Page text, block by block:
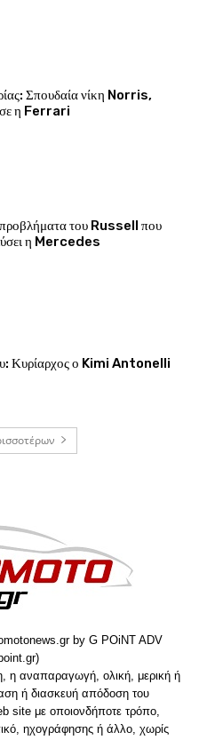
Σπουδαία νίκη Norris,
η Ferrari
του Russell που
η Mercedes
Κυρίαρχος ο Kimi Antonelli
by G POiNT ADV
αναπαραγωγή, ολική, μερική ή
ή διασκευή απόδοση του
site με οποιονδήποτε τρόπο,
ηχογράφησης ή άλλο, χωρίς